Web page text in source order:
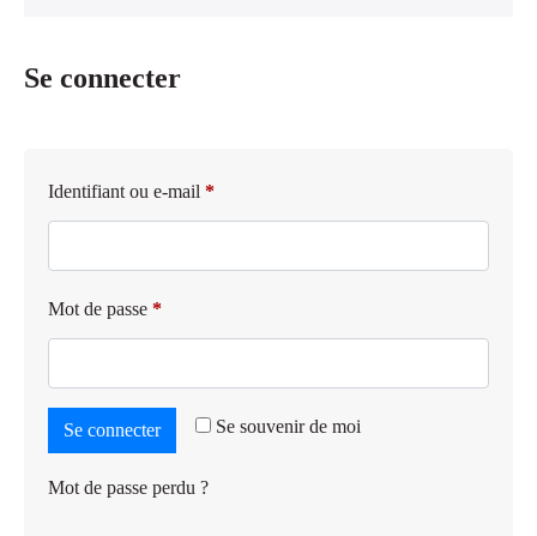
Se connecter
Identifiant ou e-mail *
Mot de passe *
Se souvenir de moi
Se connecter
Mot de passe perdu ?